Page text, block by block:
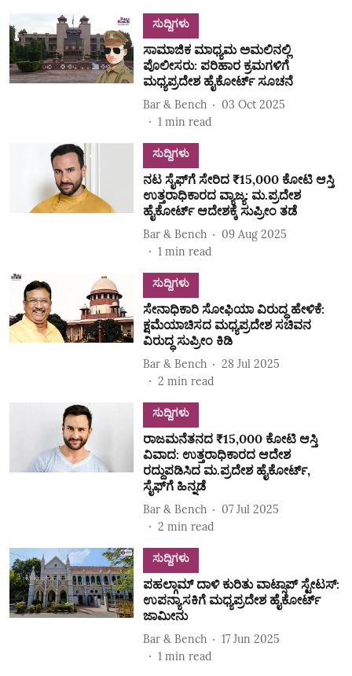
ಸುದ್ದಿಗಳು
ಸಾಮಾಜಿಕ ಮಾಧ್ಯಮ ಅಮಲಿನಲ್ಲಿ
ಪೊಲೀಸರು: ಪರಿಹಾರ ಕ್ರಮಗಳಿಗೆ
ಮಧ್ಯಪ್ರದೇಶ ಹೈಕೋರ್ಟ್ ಸೂಚನೆ
Bar & Bench
03 Oct 2025
1 min read
ಸುದ್ದಿಗಳು
ನಟ ಸೈಫ್‌ಗೆ ಸೇರಿದ ₹15,000 ಕೋಟಿ ಆಸ್ತಿ
ಉತ್ತರಾಧಿಕಾರದ ವ್ಯಾಜ್ಯ: ಮ.ಪ್ರದೇಶ
ಹೈಕೋರ್ಟ್‌ ಆದೇಶಕ್ಕೆ ಸುಪ್ರೀಂ ತಡೆ
Bar & Bench
09 Aug 2025
1 min read
ಸುದ್ದಿಗಳು
ಸೇನಾಧಿಕಾರಿ ಸೋಫಿಯಾ ವಿರುದ್ಧ ಹೇಳಿಕೆ:
ಕ್ಷಮೆಯಾಚಿಸದ ಮಧ್ಯಪ್ರದೇಶ ಸಚಿವನ
ವಿರುದ್ಧ ಸುಪ್ರೀಂ ಕಿಡಿ
Bar & Bench
28 Jul 2025
2 min read
ಸುದ್ದಿಗಳು
ರಾಜಮನೆತನದ ₹15,000 ಕೋಟಿ ಆಸ್ತಿ
ವಿವಾದ: ಉತ್ತರಾಧಿಕಾರದ ಆದೇಶ
ರದ್ದುಪಡಿಸಿದ ಮ.ಪ್ರದೇಶ ಹೈಕೋರ್ಟ್,
ಸೈಫ್‌ಗೆ ಹಿನ್ನಡೆ
Bar & Bench
07 Jul 2025
2 min read
ಸುದ್ದಿಗಳು
ಪಹಲ್ಗಾಮ್ ದಾಳಿ ಕುರಿತು ವಾಟ್ಸಾಪ್ ಸ್ಟೇಟಸ್:
ಉಪನ್ಯಾಸಕಿಗೆ ಮಧ್ಯಪ್ರದೇಶ ಹೈಕೋರ್ಟ್
ಜಾಮೀನು
Bar & Bench
17 Jun 2025
1 min read